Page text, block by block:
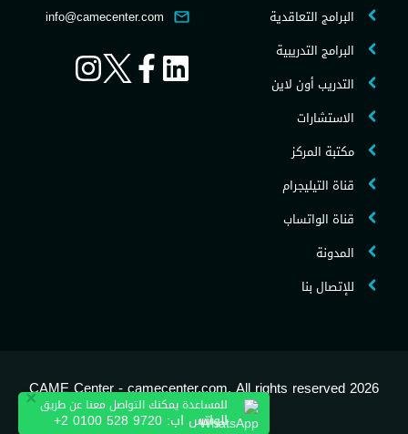
البرامج التعاقدية
البرامج التدريبية
التدريب أون لاين
الاستشارات
مكتبة المركز
قناة التيليجرام
قناة الواتساب
المدونة
للإتصال بنا
info@camecenter.com
2026 CAME Center - camecenter.com, All rights reserved
×للمساعدة يمكنك التواصل معنا عن طريق
الواتس اب: +2 0100 528 9720